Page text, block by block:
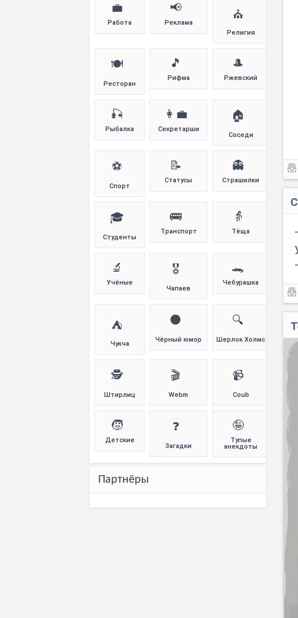
💼
Работа
📢
Реклама
⛪
Религия
🍽️
Ресторан
🎵
Рифма
🎩
Ржевский
🎣
Рыбалка
👩‍💼
Секретарши
🏠
Соседи
⚽
Спорт
📝
Статусы
👻
Страшилки
🎓
Студенты
🚌
Транспорт
👵
Тёща
🔬
Учёные
🎖️
Чапаев
🐊
Чебурашка
⛺
Чукча
⚫
Чёрный юмор
🔍
Шерлок Холмс
🕵️
Штирлиц
🎬
Webm
📹
Coub
🧒
Детские
❓
Загадки
🤪
Тупые
анекдоты
Партнёры